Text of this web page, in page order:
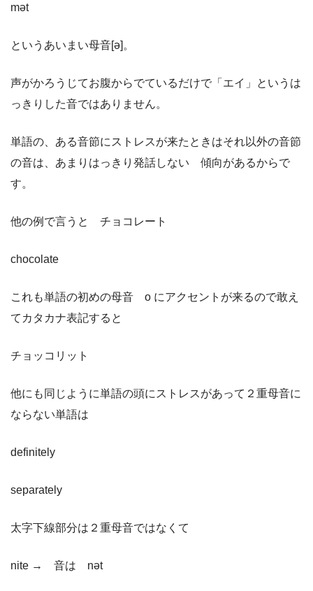
mət
というあいまい母音[ə]。
声がかろうじてお腹からでているだけで「エイ」というは
っきりした音ではありません。
単語の、ある音節にストレスが来たときはそれ以外の音節
の音は、あまりはっきり発話しない 傾向があるからで
す。
他の例で言うと チョコレート
chocolate
これも単語の初めの母音 o にアクセントが来るので敢え
てカタカナ表記すると
チョッコリット
他にも同じように単語の頭にストレスがあって２重母音に
ならない単語は
definitely
separately
太字下線部分は２重母音ではなくて
nite → 音は nət